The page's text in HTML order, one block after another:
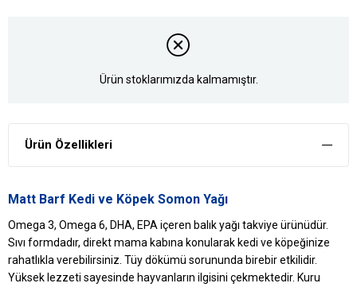
Ürün stoklarımızda kalmamıştır.
Ürün Özellikleri
Matt Barf Kedi ve Köpek Somon Yağı
Omega 3, Omega 6, DHA, EPA içeren balık yağı takviye ürünüdür.
Sıvı formdadır, direkt mama kabına konularak kedi ve köpeğinize
rahatlıkla verebilirsiniz. Tüy dökümü sorununda birebir etkilidir.
Yüksek lezzeti sayesinde hayvanların ilgisini çekmektedir. Kuru